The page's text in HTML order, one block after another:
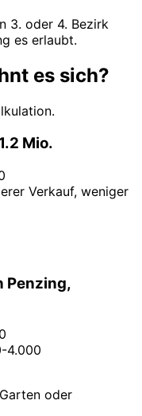
3. oder 4. Bezirk
es erlaubt.
es sich?
Mio.
Verkauf, weniger
Penzing,
4.000
oder